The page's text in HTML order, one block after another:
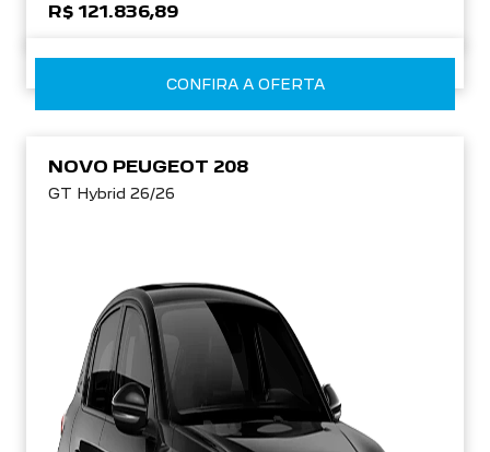
R$ 121.836,89
CONFIRA A OFERTA
NOVO PEUGEOT 208
GT Hybrid 26/26